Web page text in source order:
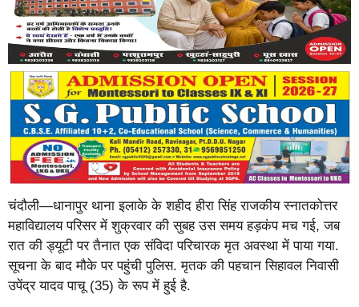
चंदौली—धानापुर थाना इलाके के शहीद हीरा सिंह राजकीय स्नातकोत्तर
महाविद्यालय परिसर में शुक्रवार की सुबह उस समय हड़कंप मच गई, जब
रात की ड्यूटी पर तैनात एक संविदा परिचारक मृत अवस्था में पाया गया.
सूचना के बाद मौके पर पहुंची पुलिस. मृतक की पहचान सिहावल निवासी
उपेंद्र यादव पाचू (35) के रूप में हुई है.